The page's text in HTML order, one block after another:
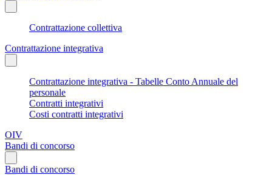
Contrattazione collettiva
Contrattazione integrativa
Contrattazione integrativa - Tabelle Conto Annuale del
personale
Contratti integrativi
Costi contratti integrativi
OIV
Bandi di concorso
Bandi di concorso